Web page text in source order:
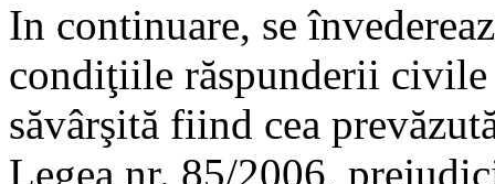
In continuare, se
condiţiile răspunderii
săvârşită fiind cea
Legea nr. 85/2006,